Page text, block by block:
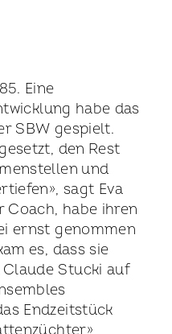
Eine
habe das
SBW gespielt.
den Rest
und
sagt Eva
Coach, habe ihren
ernst genommen
es, dass sie
Stucki auf
Endzeitstück